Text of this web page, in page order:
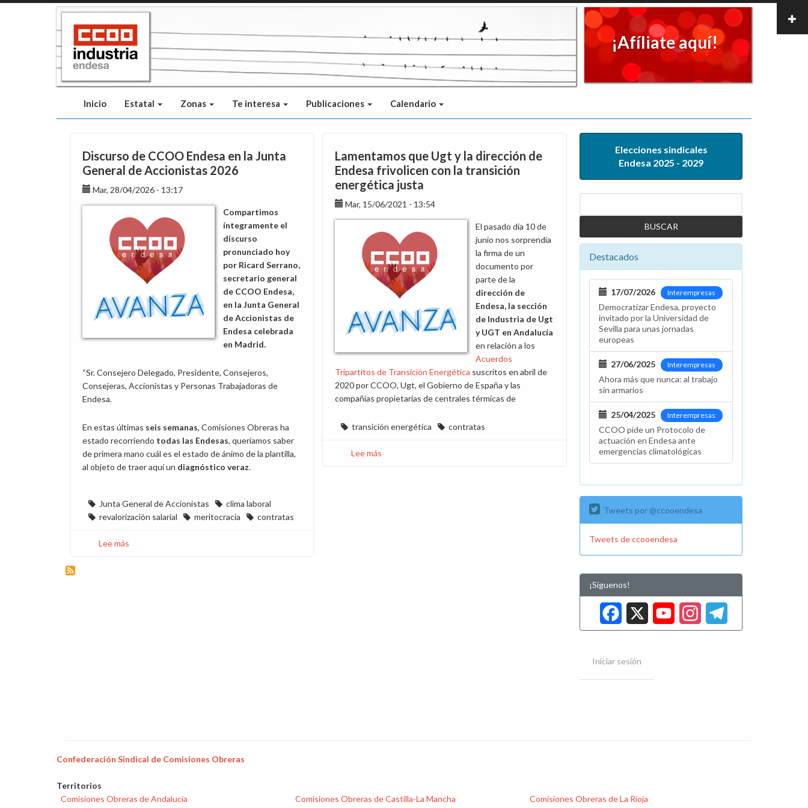
¡Afíliate aquí!
Inicio Estatal Zonas Te interesa Publicaciones Calendario
Discurso de CCOO Endesa en la Junta
General de Accionistas 2026
Mar, 28/04/2026 - 13:17
Compartimos
íntegramente el
discurso
pronunciado hoy
por Ricard Serrano,
secretario general
de CCOO Endesa,
en la Junta General
de Accionistas de
Endesa celebrada
en Madrid.
“Sr. Consejero Delegado, Presidente, Consejeros,
Consejeras, Accionistas y Personas Trabajadoras de
Endesa.
En estas últimas seis semanas, Comisiones Obreras ha
estado recorriendo todas las Endesas, queríamos saber
de primera mano cuál es el estado de ánimo de la plantilla,
al objeto de traer aquí un diagnóstico veraz.
Junta General de Accionistas
clima laboral
revalorización salarial
meritocracia contratas
Lee más
Lamentamos que Ugt y la dirección de
Endesa frivolicen con la transición
energética justa
Mar, 15/06/2021 - 13:54
El pasado día 10 de
junio nos sorprendía
la firma de un
documento por
parte de la
dirección de
Endesa, la sección
de Industria de Ugt
y UGT en Andalucía
en relación a los
Acuerdos
Tripartitos de Transición Energética suscritos en abril de
2020 por CCOO, Ugt, el Gobierno de España y las
compañías propietarias de centrales térmicas de
transición energética contratas
Lee más
Elecciones sindicales
Endesa 2025 - 2029
Destacados
Interempresas
17/07/2026
Democratizar Endesa, proyecto
invitado por la Universidad de
Sevilla para unas jornadas
europeas
Interempresas
27/06/2025
Ahora más que nunca: al trabajo
sin armarios
Interempresas
25/04/2025
CCOO pide un Protocolo de
actuación en Endesa ante
emergencias climatológicas
Tweets por @ccooendesa
Tweets de ccooendesa
¡Síguenos!
Facebook
XYouTube
Iniciar sesión
Confederación Sindical de Comisiones Obreras
Territorios
Comisiones Obreras de Andalucía
Comisiones Obreras de Castilla-La Mancha
Comisiones Obreras de La Rioja